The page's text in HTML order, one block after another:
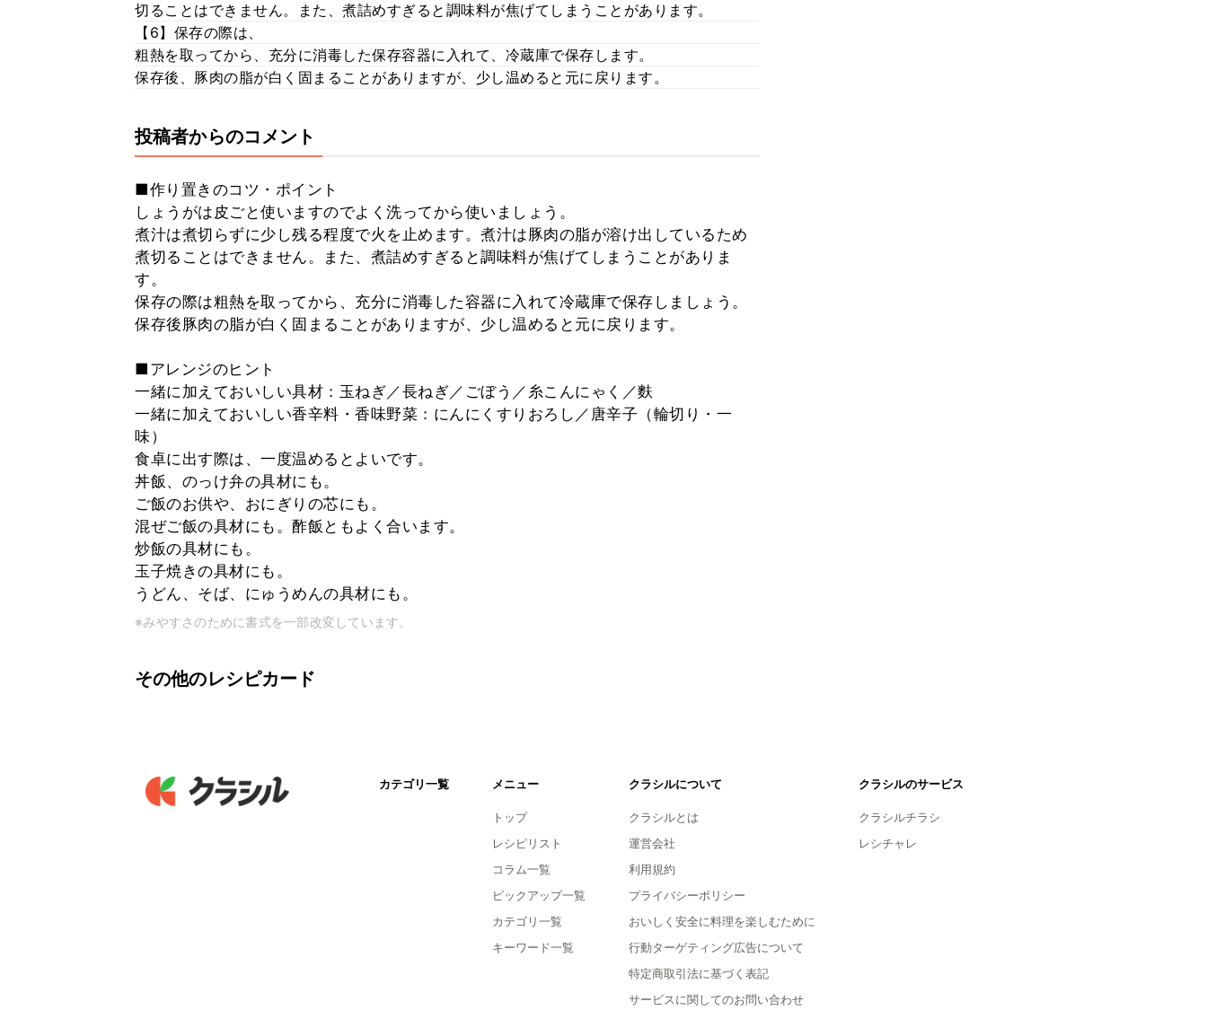
切ることはできません。また、煮詰めすぎると調味料が焦げてしまうことがあります。
【6】保存の際は、
粗熱を取ってから、充分に消毒した保存容器に入れて、冷蔵庫で保存します。
保存後、豚肉の脂が白く固まることがありますが、少し温めると元に戻ります。
投稿者からのコメント
■作り置きのコツ・ポイント
しょうがは皮ごと使いますのでよく洗ってから使いましょう。
煮汁は煮切らずに少し残る程度で火を止めます。煮汁は豚肉の脂が溶け出しているため
煮切ることはできません。また、煮詰めすぎると調味料が焦げてしまうことがありま
す。
保存の際は粗熱を取ってから、充分に消毒した容器に入れて冷蔵庫で保存しましょう。
保存後豚肉の脂が白く固まることがありますが、少し温めると元に戻ります。
■アレンジのヒント
一緒に加えておいしい具材：玉ねぎ／長ねぎ／ごぼう／糸こんにゃく／麩
一緒に加えておいしい香辛料・香味野菜：にんにくすりおろし／唐辛子（輪切り・一
味）
食卓に出す際は、一度温めるとよいです。
丼飯、のっけ弁の具材にも。
ご飯のお供や、おにぎりの芯にも。
混ぜご飯の具材にも。酢飯ともよく合います。
炒飯の具材にも。
玉子焼きの具材にも。
うどん、そば、にゅうめんの具材にも。
※みやすさのために書式を一部改変しています。
その他のレシピカード
カテゴリ一覧 メニュー
トップ
レシピリスト
コラム一覧
ピックアップ一覧
カテゴリ一覧
キーワード一覧
クラシルについて
クラシルとは
運営会社
利用規約
プライバシーポリシー
おいしく安全に料理を楽しむために
行動ターゲティング広告について
特定商取引法に基づく表記
サービスに関してのお問い合わせ
クラシルのサービス
クラシルチラシ
レシチャレ